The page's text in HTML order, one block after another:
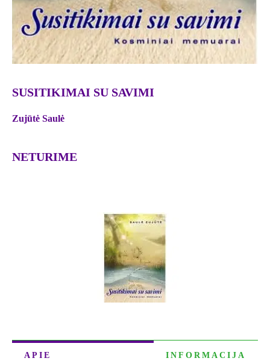
SUSITIKIMAI SU SAVIMI
Zujūtė Saulė
NETURIME
APIE
INFORMACIJA